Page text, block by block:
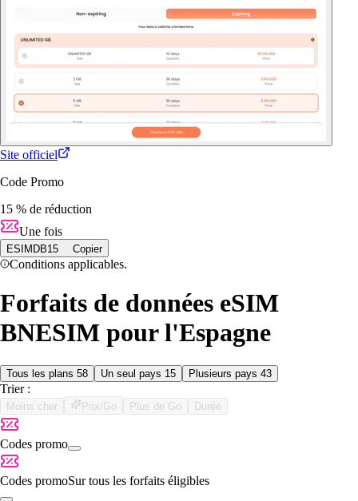
Site officiel
Code Promo
15 % de réduction
Une fois
ESIMDB15 Copier
Conditions applicables.
Forfaits de données eSIM
BNESIM pour l'Espagne
Tous les plans 58 Un seul pays 15 Plusieurs pays 43
Trier :
Moins cher Prix/Go Plus de Go Durée
Codes promo
Codes promoSur tous les forfaits éligibles